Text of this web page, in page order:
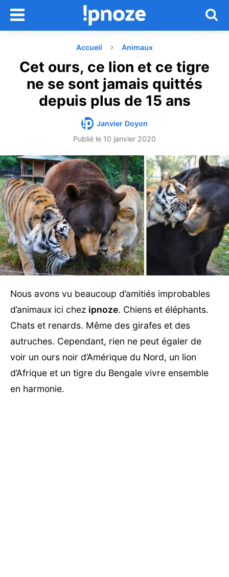
Accueil Animaux
Cet ours, ce lion et ce tigre
ne se sont jamais quittés
depuis plus de 15 ans
Janvier Doyon
Publié le 10 janvier 2020
Nous avons vu beaucoup d’amitiés improbables
d’animaux ici chez ipnoze. Chiens et éléphants.
Chats et renards. Même des girafes et des
autruches. Cependant, rien ne peut égaler de
voir un ours noir d’Amérique du Nord, un lion
d’Afrique et un tigre du Bengale vivre ensemble
en harmonie.